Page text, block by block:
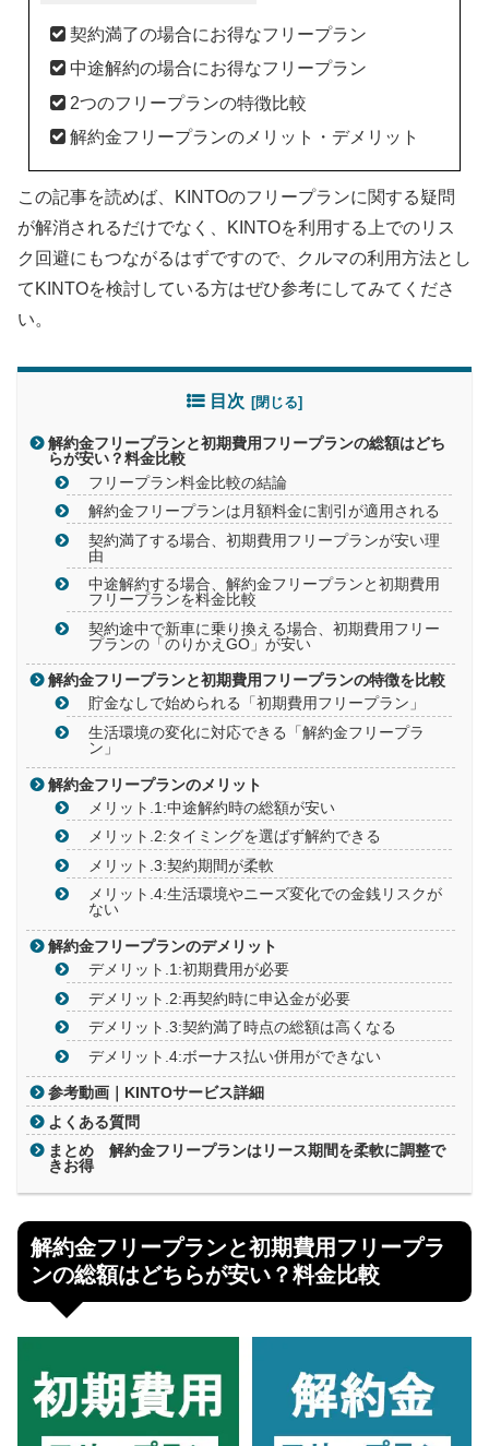
契約満了の場合にお得なフリープラン
中途解約の場合にお得なフリープラン
2つのフリープランの特徴比較
解約金フリープランのメリット・デメリット
この記事を読めば、KINTOのフリープランに関する疑問
が解消されるだけでなく、KINTOを利用する上でのリス
ク回避にもつながるはずですので、クルマの利用方法とし
てKINTOを検討している方はぜひ参考にしてみてくださ
い。
目次
解約金フリープランと初期費用フリープランの総額はどち
らが安い？料金比較
フリープラン料金比較の結論
解約金フリープランは月額料金に割引が適用される
契約満了する場合、初期費用フリープランが安い理
由
中途解約する場合、解約金フリープランと初期費用
フリープランを料金比較
契約途中で新車に乗り換える場合、初期費用フリー
プランの「のりかえGO」が安い
解約金フリープランと初期費用フリープランの特徴を比較
貯金なしで始められる「初期費用フリープラン」
生活環境の変化に対応できる「解約金フリープラ
ン」
解約金フリープランのメリット
メリット.1:中途解約時の総額が安い
メリット.2:タイミングを選ばず解約できる
メリット.3:契約期間が柔軟
メリット.4:生活環境やニーズ変化での金銭リスクが
ない
解約金フリープランのデメリット
デメリット.1:初期費用が必要
デメリット.2:再契約時に申込金が必要
デメリット.3:契約満了時点の総額は高くなる
デメリット.4:ボーナス払い併用ができない
参考動画｜KINTOサービス詳細
よくある質問
まとめ 解約金フリープランはリース期間を柔軟に調整で
きお得
解約金フリープランと初期費用フリープラ
ンの総額はどちらが安い？料金比較